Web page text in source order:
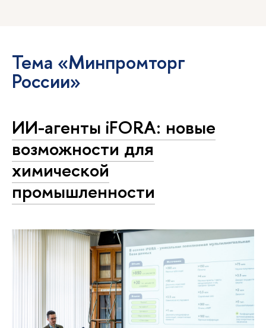
Тема «Минпромторг
России»
ИИ-агенты iFORA: новые
возможности для
химической
промышленности